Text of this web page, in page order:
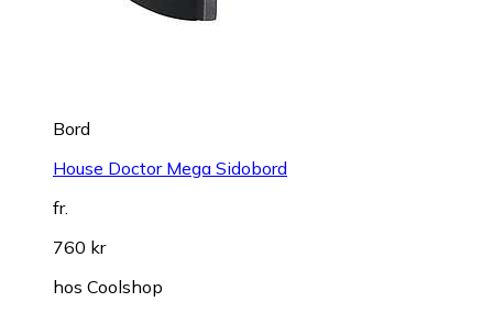
Bord
House Doctor Mega Sidobord
fr.
760 kr
hos Coolshop